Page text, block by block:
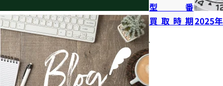
型番
買取時期2025